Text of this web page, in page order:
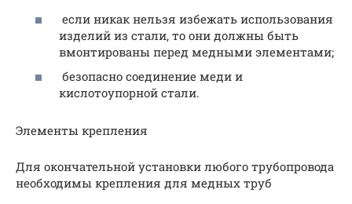
если никак нельзя избежать использования
изделий из стали, то они должны быть
вмонтированы перед медными элементами;
безопасно соединение меди и
кислотоупорной стали.
Элементы крепления
Для окончательной установки любого трубопровода
необходимы крепления для медных труб